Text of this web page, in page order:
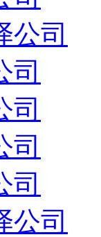
公司
司
司
司
司
公司